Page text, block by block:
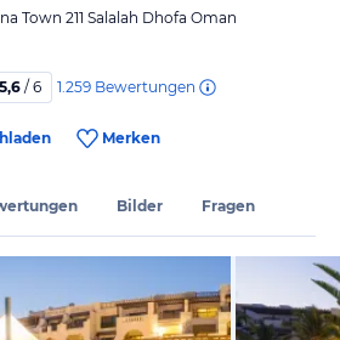
Town 211 Salalah Dhofa Oman
5,6 / 6 1.259 Bewertungen
Merken
Bilder Fragen